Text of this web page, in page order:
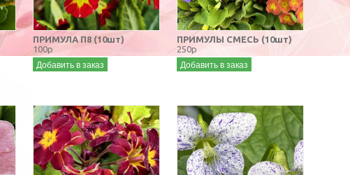
ПРИМУЛА П8 (10шт)
100р
Добавить в заказ
ПРИМУЛЫ СМЕСЬ (10шт)
250р
Добавить в заказ